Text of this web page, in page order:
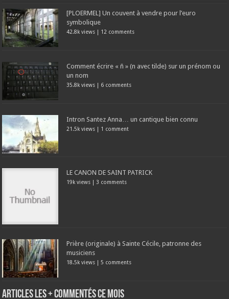
[PLOERMEL] Un couvent à vendre pour l’euro
symbolique
42.8k views | 12 comments
Comment écrire « ñ » (n avec tilde) sur un prénom ou
un nom
35.8k views | 6 comments
Intron Santez Anna… un cantique bien connu
21.5k views | 1 comment
LE CANON DE SAINT PATRICK
19k views | 3 comments
Prière (originale) à Sainte Cécile, patronne des
musiciens
18.5k views |5 comments
Articles les + commentés ce mois